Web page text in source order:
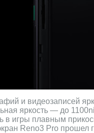
и видеозаписей
яркость — до
в игры плавным
Reno3 Pro